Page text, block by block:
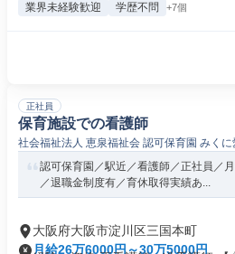
業界未経験歓迎 学歴不問 +7個
正社員
保育施設での看護師
社会福祉法人 恵泉福祉会 認可保育園 みくに
認可保育園／駅近／看護師／正社員／
／退職金制度有／育休取得実績あ...
大阪府大阪市淀川区三国本町
月給26万6000円～30万5000円